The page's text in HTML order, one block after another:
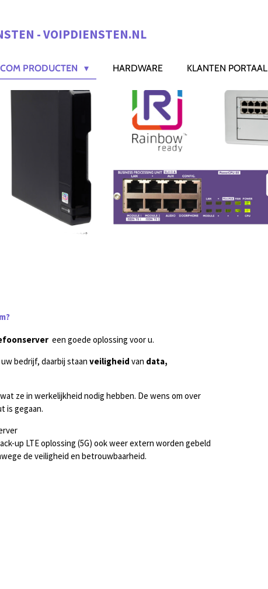
- VOIPDIENSTEN.NL
PRODUCTEN HARDWARE KLANTEN PORTAAL
een goede oplossing voor u.
bedrijf, daarbij staan veiligheid van data,
ze in werkelijkheid nodig hebben. De wens om over
is gegaan.
up LTE oplossing (5G) ook weer extern worden gebeld
de veiligheid en betrouwbaarheid.